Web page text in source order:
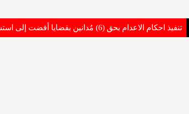
تنفيذ احكام الاعدام بحق (6) مُدانين بقضايا أفضت إلى استشهاد وإصابة عدد من مرتبات القوات المسلحة والاجهزة الامنية .. تفاصيل وأسماء